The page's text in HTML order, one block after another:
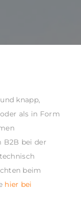
knapp,
als in Form
B2B bei der
beim
hier bei